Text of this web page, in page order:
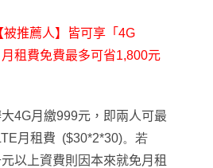
推薦人】皆可享「 4G
租費免費最多可省1,800元
4G月繳999元，即兩人可最
月租費 ($30*2*30)。若
以上資費則因本來就免月租